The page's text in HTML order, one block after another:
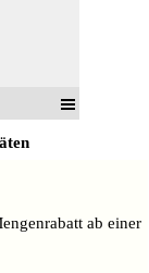
ab einer